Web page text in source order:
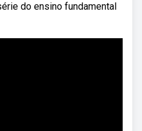
do ensino fundamental